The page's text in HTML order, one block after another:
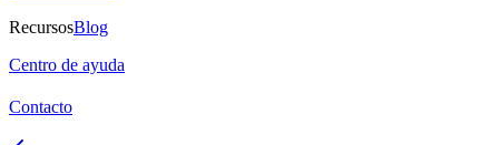
RecursosBlog
Centro de ayuda
Contacto